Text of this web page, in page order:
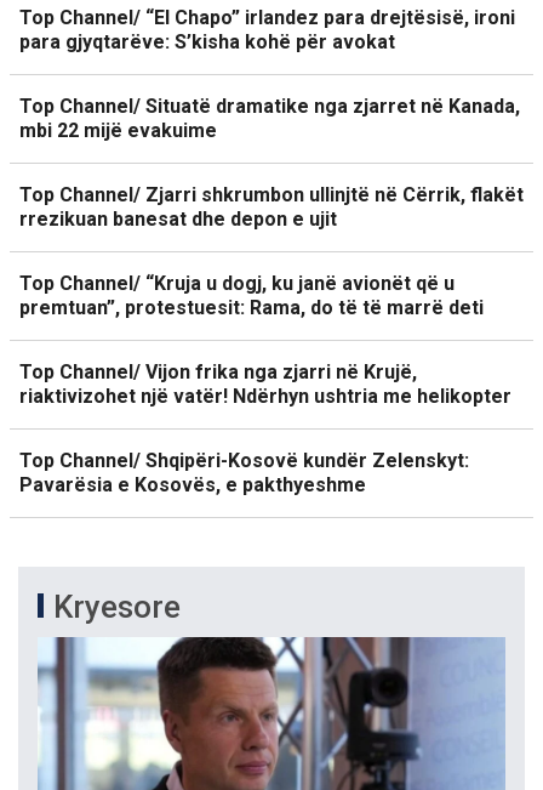
Top Channel/ “El Chapo” irlandez para drejtësisë, ironi
para gjyqtarëve: S’kisha kohë për avokat
Top Channel/ Situatë dramatike nga zjarret në Kanada,
mbi 22 mijë evakuime
Top Channel/ Zjarri shkrumbon ullinjtë në Cërrik, flakët
rrezikuan banesat dhe depon e ujit
Top Channel/ “Kruja u dogj, ku janë avionët që u
premtuan”, protestuesit: Rama, do të të marrë deti
Top Channel/ Vijon frika nga zjarri në Krujë,
riaktivizohet një vatër! Ndërhyn ushtria me helikopter
Top Channel/ Shqipëri-Kosovë kundër Zelenskyt:
Pavarësia e Kosovës, e pakthyeshme
Kryesore